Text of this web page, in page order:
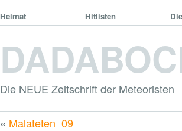
Heimat Hitlisten
Die NEUE Zeitschrift der Meteoristen
« Malateten_09